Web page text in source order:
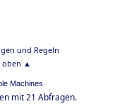
und Regeln
oben ▲
Machines
mit 21 Abfragen.